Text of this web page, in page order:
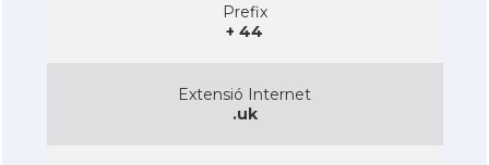
Prefix
+ 44
Extensió Internet
.uk